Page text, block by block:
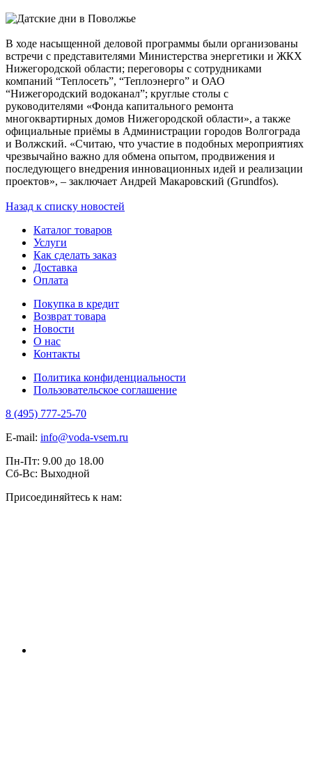
В ходе насыщенной деловой программы были организованы
встречи с представителями Министерства энергетики и ЖКХ
Нижегородской области; переговоры с сотрудниками
компаний “Теплосеть”, “Теплоэнерго” и ОАО
“Нижегородский водоканал”; круглые столы с
руководителями «Фонда капитального ремонта
многоквартирных домов Нижегородской области», а также
официальные приёмы в Администрации городов Волгограда
и Волжский. «Считаю, что участие в подобных мероприятиях
чрезвычайно важно для обмена опытом, продвижения и
последующего внедрения инновационных идей и реализации
проектов», – заключает Андрей Макаровский (Grundfos).
Назад к списку новостей
Каталог товаров
Услуги
Как сделать заказ
Доставка
Оплата
Покупка в кредит
Возврат товара
Новости
О нас
Контакты
Политика конфиденциальности
Пользовательское соглашение
8 (495) 777-25-70
E-mail: info@voda-vsem.ru
Пн-Пт: 9.00 до 18.00
Сб-Вс: Выходной
Присоединяйтесь к нам: